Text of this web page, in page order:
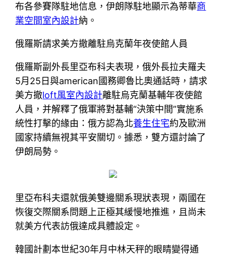
布各參賽隊駐地信息，伊朗隊駐地顯示為蒂華商
業空間室內設計納。
俄羅斯請求美方撤離駐烏克蘭年夜使館人員
俄羅斯副外長里亞布科夫表現，俄外長拉夫羅夫
5月25日與american國務卿魯比奧通話時，請求
美方撤loft風室內設計離駐烏克蘭基輔年夜使館
人員，并解釋了俄軍將對基輔“決策中間”實施系
統性打擊的緣由：俄方認為北養生住宅約及歐洲
國家持續無視其平安關切。據悉，雙方還討論了
伊朗局勢。
里亞布科夫還就俄美雙邊關系現狀表現，兩國在
恢復交際關系問題上正極其緩慢地推進，且尚未
就美方代表訪俄達成具體設定。
韓國計劃本世紀30年月中林天秤的眼睛變得通